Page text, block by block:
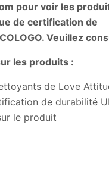
pour voir les
de certification de
Veuillez
les produits :
de Love
de durabilité
le produit